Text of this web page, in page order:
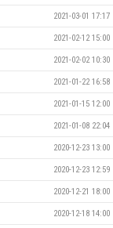
2021-03-01 17:17
2021-02-12 15:00
2021-02-02 10:30
2021-01-22 16:58
2021-01-15 12:00
2021-01-08 22:04
2020-12-23 13:00
2020-12-23 12:59
2020-12-21 18:00
2020-12-18 14:00